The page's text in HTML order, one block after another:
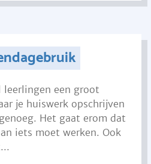
leerlingen een groot
je huiswerk opschrijven
Het gaat erom dat
iets moet werken. Ook